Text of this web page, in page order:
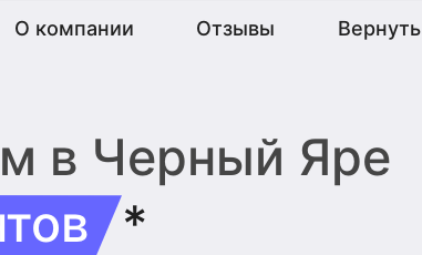
О компании Отзывы Вернуть
в Черный Яре
*